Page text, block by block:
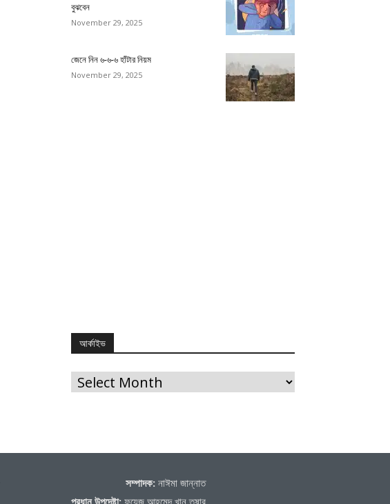
বুঝবেন
November 29, 2025
জেনে নিন ৬-৬-৬ হাঁটার নিয়ম
November 29, 2025
আর্কাইভ
আর্কাইভ
সম্পাদক: নাঈমা জান্নাত